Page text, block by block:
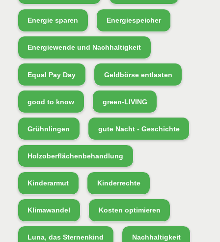
Energie sparen Energiespeicher
Energiewende und Nachhaltigkeit
Equal Pay Day Geldbörse entlasten
good to know green-LIVING
Grühnlingen gute Nacht - Geschichte
Holzoberflächenbehandlung
Kinderarmut Kinderrechte
Klimawandel Kosten optimieren
Luna, das Sternenkind Nachhaltigkeit